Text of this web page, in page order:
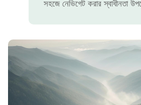
সহজে নেভিগেট করার স্বাধীনতা